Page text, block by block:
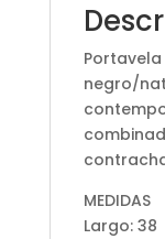
negro/
MEDIDAS
Largo: 38